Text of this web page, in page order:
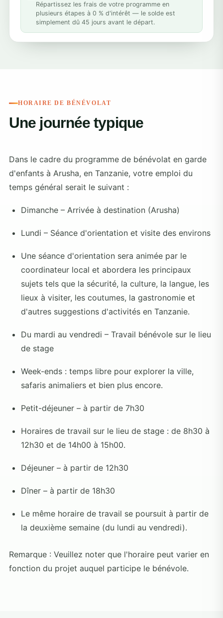
Répartissez les frais de votre programme en
plusieurs étapes à 0 % d'intérêt — le solde est
simplement dû 45 jours avant le départ.
HORAIRE DE BÉNÉVOLAT
Une journée typique
Dans le cadre du programme de bénévolat en garde
d'enfants à Arusha, en Tanzanie, votre emploi du
temps général serait le suivant :
Dimanche – Arrivée à destination (Arusha)
Lundi – Séance d'orientation et visite des environs
Une séance d'orientation sera animée par le
coordinateur local et abordera les principaux
sujets tels que la sécurité, la culture, la langue, les
lieux à visiter, les coutumes, la gastronomie et
d'autres suggestions d'activités en Tanzanie.
Du mardi au vendredi – Travail bénévole sur le lieu
de stage
Week-ends : temps libre pour explorer la ville,
safaris animaliers et bien plus encore.
Petit-déjeuner – à partir de 7h30
Horaires de travail sur le lieu de stage : de 8h30 à
12h30 et de 14h00 à 15h00.
Déjeuner – à partir de 12h30
Dîner – à partir de 18h30
Le même horaire de travail se poursuit à partir de
la deuxième semaine (du lundi au vendredi).
Remarque : Veuillez noter que l'horaire peut varier en
fonction du projet auquel participe le bénévole.